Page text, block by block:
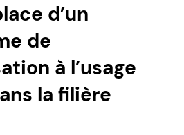
d’un
de
à l’usage
la filière